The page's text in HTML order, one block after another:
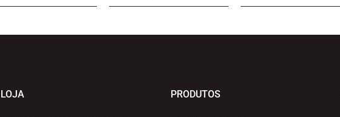
LOJA PRODUTOS